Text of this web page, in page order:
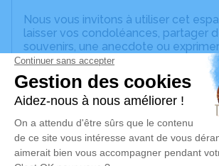
Nous vous invitons à utiliser cet
laisser vos condoléances, partager
souvenirs, une anecdote ou
à travers des poèmes ou des textes.
est un lieu d'expression dédié à
mémoire de Françoise SURREIRA.
Un service de plantation d’arbre
disponible ici.